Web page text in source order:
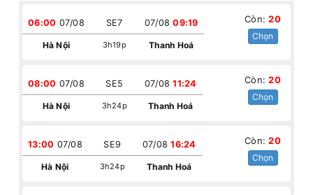
06:00 07/08
Hà Nội
SE7
3h19p
07/0809:19
Thanh Hoá
Còn:20
Chọn
08:00 07/08
Hà Nội
SE5
3h24p
07/0811:24
Thanh Hoá
Còn:20
Chọn
13:00 07/08
Hà Nội
SE9
3h24p
07/0816:24
Thanh Hoá
Còn:20
Chọn